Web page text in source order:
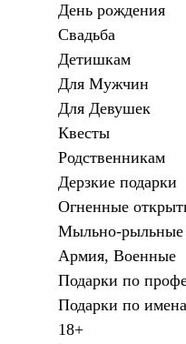
День рождения
Свадьба
Детишкам
Для Мужчин
Для Девушек
Квесты
Родственникам
Дерзкие подарки
Огненные
Мыльно-рыльные
Армия, Военные
Подарки по
Подарки по
18+